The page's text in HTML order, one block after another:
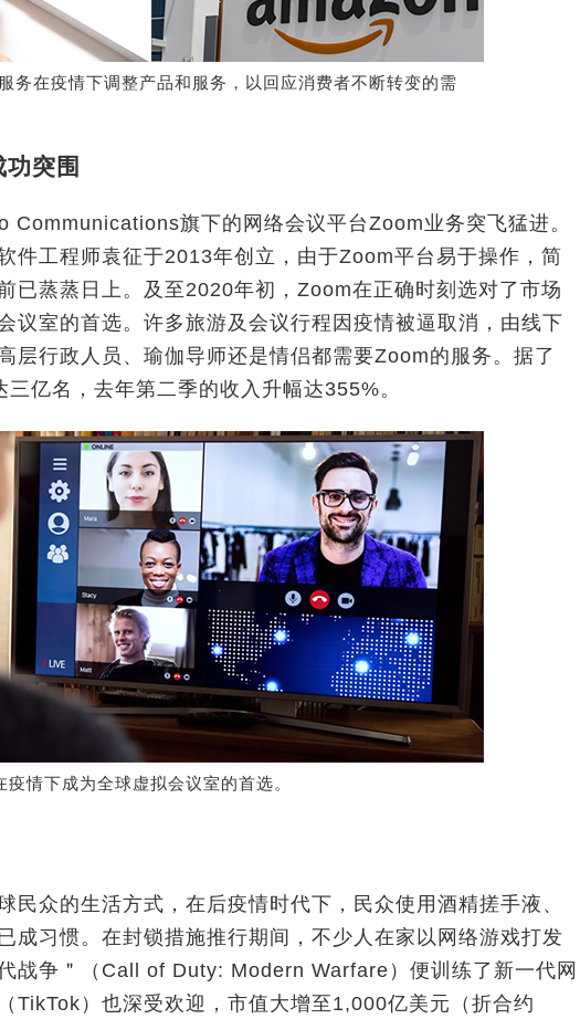
务在疫情下调整产品和服务，以回应消费者不断转变的需
突围
Communications旗下的网络会议平台Zoom业务突飞猛进。
件工程师袁征于2013年创立，由于Zoom平台易于操作，简
已蒸蒸日上。及至2020年初，Zoom在正确时刻选对了市场
议室的首选。许多旅游及会议行程因疫情被逼取消，由线下
层行政人员、瑜伽导师还是情侣都需要Zoom的服务。据了
亿名，去年第二季的收入升幅达355%。
情下成为全球虚拟会议室的首选。
民众的生活方式，在后疫情时代下，民众使用酒精搓手液、
成习惯。在封锁措施推行期间，不少人在家以网络游戏打发
战争＂（Call of Duty: Modern Warfare）便训练了新一代网
TikTok）也深受欢迎，市值大增至1,000亿美元（折合约